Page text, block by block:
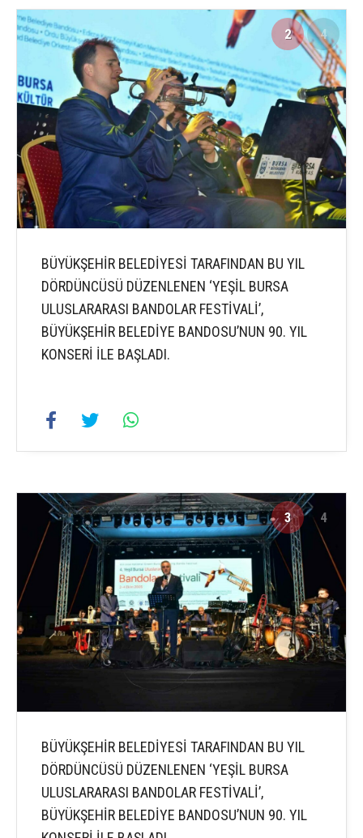
2 4
BÜYÜKŞEHİR BELEDİYESİ TARAFINDAN BU YIL
DÖRDÜNCÜSÜ DÜZENLENEN ‘YEŞİL BURSA
ULUSLARARASI BANDOLAR FESTİVALİ’,
BÜYÜKŞEHİR BELEDİYE BANDOSU’NUN 90. YIL
KONSERİ İLE BAŞLADI.
3 4
BÜYÜKŞEHİR BELEDİYESİ TARAFINDAN BU YIL
DÖRDÜNCÜSÜ DÜZENLENEN ‘YEŞİL BURSA
ULUSLARARASI BANDOLAR FESTİVALİ’,
BÜYÜKŞEHİR BELEDİYE BANDOSU’NUN 90. YIL